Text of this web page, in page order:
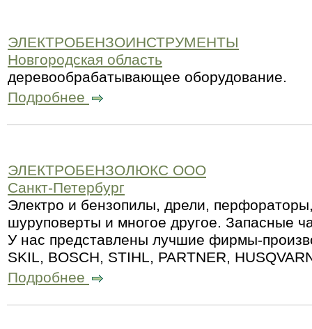
ЭЛЕКТРОБЕНЗОИНСТРУМЕНТЫ
Новгородская область
деревообрабатывающее оборудование.
Подробнее
ЭЛЕКТРОБЕНЗОЛЮКС ООО
Санкт-Петербург
Электро и бензопилы, дрели,
шуруповерты и многое другое. Запасные
У нас представлены лучшие фирмы-
SKIL, BOSCH, STIHL, PARTNER,
Подробнее